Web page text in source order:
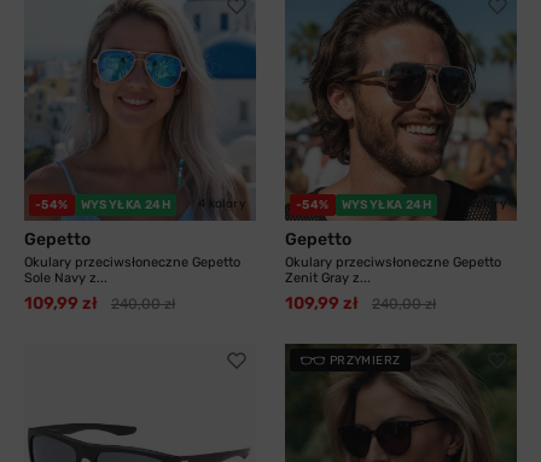
-54% WYSYŁKA 24H 4 kolory
Gepetto
Okulary przeciwsłoneczne Gepetto
Sole Navy z...
109,99 zł 240,00 zł
-54% WYSYŁKA 24H 3 kolory
Gepetto
Okulary przeciwsłoneczne Gepetto
Zenit Gray z...
109,99 zł 240,00 zł
PRZYMIERZ